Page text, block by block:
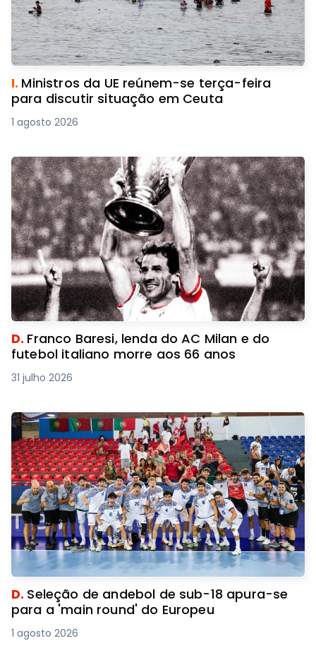
I. Ministros da UE reúnem-se terça-feira
para discutir situação em Ceuta
1 agosto 2026
D. Franco Baresi, lenda do AC Milan e do
futebol italiano morre aos 66 anos
31 julho 2026
D. Seleção de andebol de sub-18 apura-se
para a 'main round' do Europeu
1 agosto 2026